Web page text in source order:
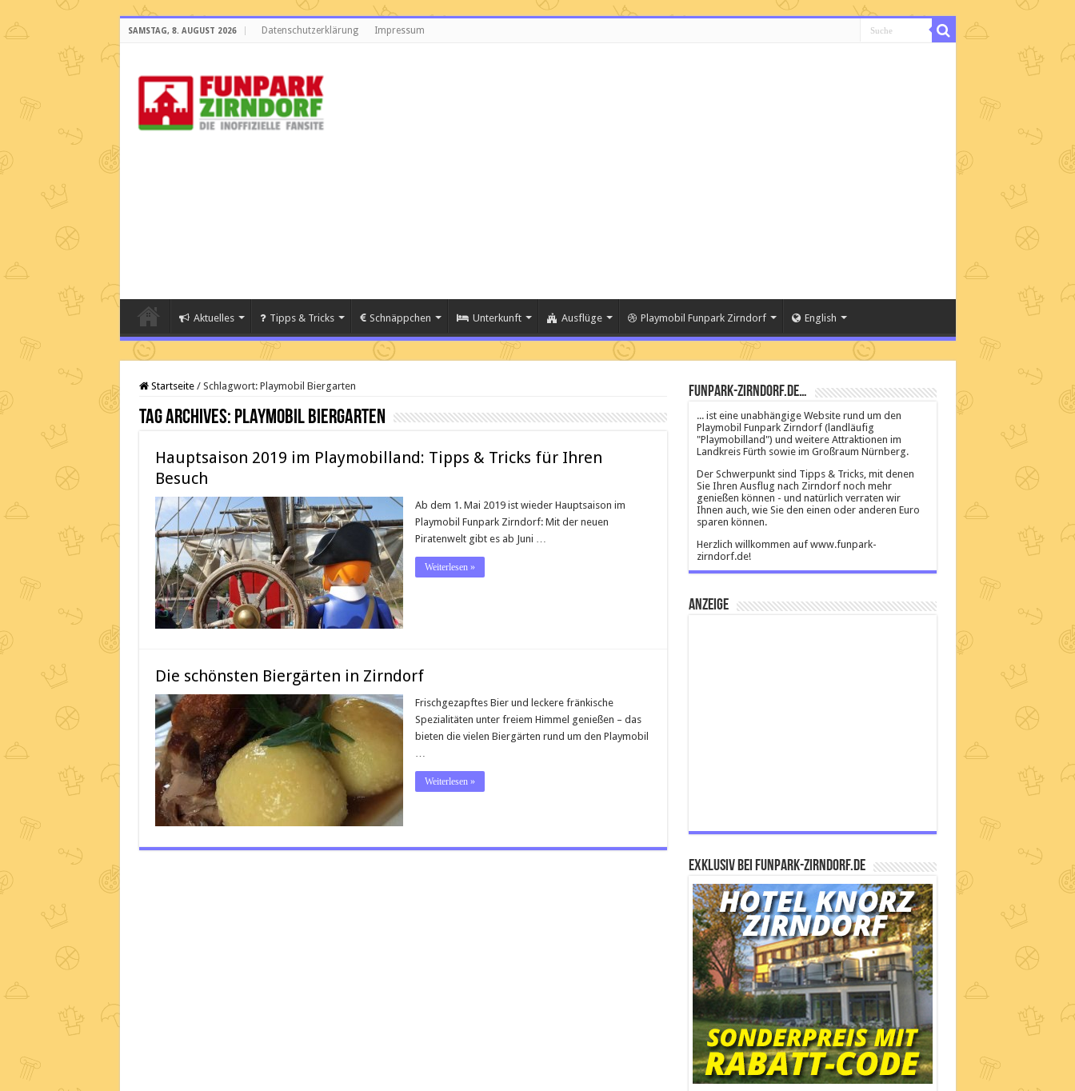
SAMSTAG, 8. AUGUST 2026 Datenschutzerklärung Impressum
Aktuelles Tipps & Tricks Schnäppchen Unterkunft Ausflüge Playmobil Funpark Zirndorf English
Startseite / Schlagwort: Playmobil Biergarten
Tag Archives: Playmobil Biergarten
Hauptsaison 2019 im Playmobilland: Tipps & Tricks für Ihren
Besuch
Ab dem 1. Mai 2019 ist wieder Hauptsaison im
Playmobil Funpark Zirndorf: Mit der neuen
Piratenwelt gibt es ab Juni …
Weiterlesen »
Die schönsten Biergärten in Zirndorf
Frischgezapftes Bier und leckere fränkische
Spezialitäten unter freiem Himmel genießen – das
bieten die vielen Biergärten rund um den Playmobil
…
Weiterlesen »
Funpark-Zirndorf.de…
... ist eine unabhängige Website rund um den
Playmobil Funpark Zirndorf (landläufig
"Playmobilland") und weitere Attraktionen im
Landkreis Fürth sowie im Großraum Nürnberg.
Der Schwerpunkt sind Tipps & Tricks, mit denen
Sie Ihren Ausflug nach Zirndorf noch mehr
genießen können - und natürlich verraten wir
Ihnen auch, wie Sie den einen oder anderen Euro
sparen können.
Herzlich willkommen auf www.funpark-
zirndorf.de!
Anzeige
Exklusiv bei FUNPARK-ZIRNDORF.DE